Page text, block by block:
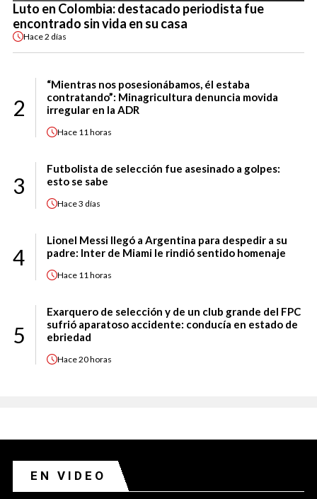
Luto en Colombia: destacado periodista fue
encontrado sin vida en su casa
Hace2 días
2
“Mientras nos posesionábamos, él estaba
contratando”: Minagricultura denuncia movida
irregular en la ADR
Hace 11 horas
3
Futbolista de selección fue asesinado a golpes:
esto se sabe
Hace3 días
4
Lionel Messi llegó a Argentina para despedir a su
padre: Inter de Miami le rindió sentido homenaje
Hace 11 horas
5
Exarquero de selección y de un club grande del FPC
sufrió aparatoso accidente: conducía en estado de
ebriedad
Hace20 horas
EN VIDEO